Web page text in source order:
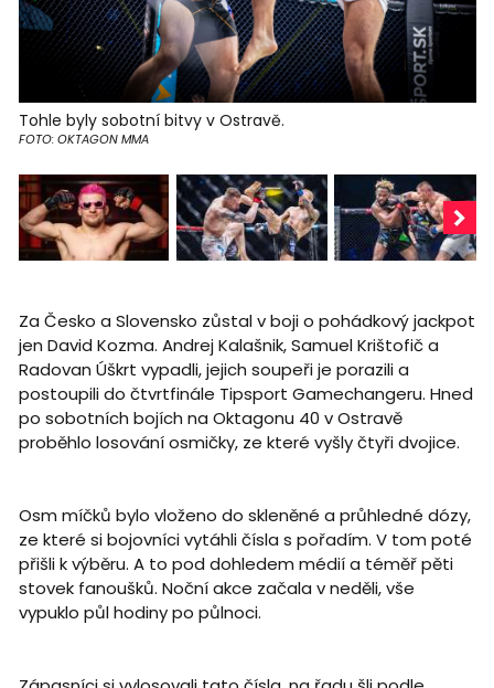
Tohle byly sobotní bitvy v Ostravě.
FOTO: OKTAGON MMA
Za Česko a Slovensko zůstal v boji o pohádkový jackpot
jen David Kozma. Andrej Kalašnik, Samuel Krištofič a
Radovan Úškrt vypadli, jejich soupeři je porazili a
postoupili do čtvrtfinále Tipsport Gamechangeru. Hned
po sobotních bojích na Oktagonu 40 v Ostravě
proběhlo losování osmičky, ze které vyšly čtyři dvojice.
Osm míčků bylo vloženo do skleněné a průhledné dózy,
ze které si bojovníci vytáhli čísla s pořadím. V tom poté
přišli k výběru. A to pod dohledem médií a téměř pěti
stovek fanoušků. Noční akce začala v neděli, vše
vypuklo půl hodiny po půlnoci.